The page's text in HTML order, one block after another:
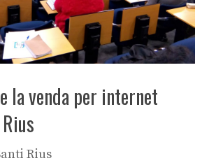
la venda per internet
Rius